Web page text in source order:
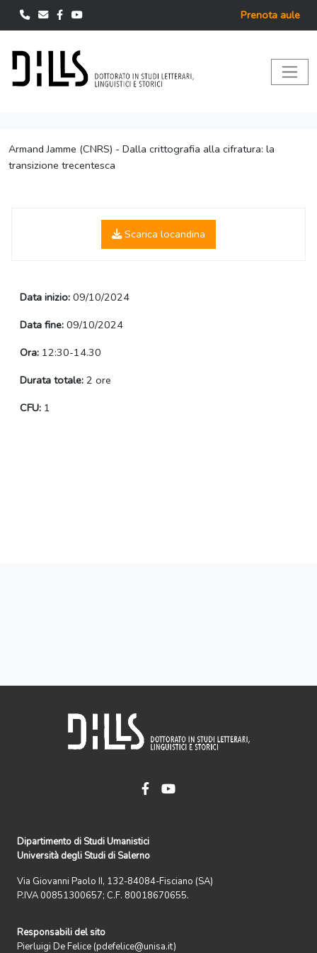
Prenota aule
Armand Jamme (CNRS) - Dalla crittografia alla cifratura: la
transizione trecentesca
Scarica locandina
Data inizio: 09/10/2024
Data fine: 09/10/2024
Ora: 12:30-14.30
Durata totale: 2 ore
CFU: 1
Dipartimento di Studi Umanistici
Università degli Studi di Salerno
Via Giovanni Paolo II, 132-84084-Fisciano (SA)
P.IVA 00851300657; C.F. 80018670655.
Responsabili del sito
Pierluigi De Felice (pdefelice@unisa.it)